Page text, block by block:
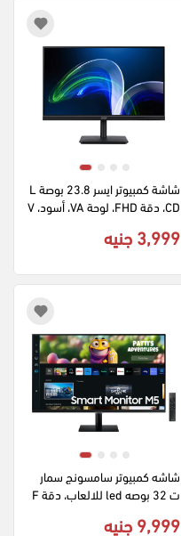
شاشة كمبيوتر ايسر 23.8 بوصة L
CD، دقة FHD، لوحة VA، أسود، V
3,999 جنيه
شاشه كمبيوتر سامسونج سمار
ت 32 بوصه led للالعاب، دقة F
00EMXEG
9,999 جنيه